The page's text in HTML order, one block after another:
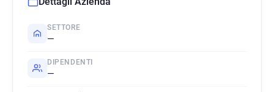
SETTORE
—
DIPENDENTI
—